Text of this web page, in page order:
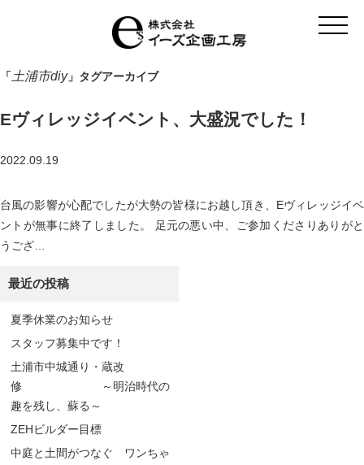
t
o
n
「 土浦市diy」タグアーカイブ
Eヴィレッジイベント、大盛況でした！
2022.09.19
台風の影響が心配でしたが大勢の皆様にお越し頂き、Eヴィレッジイベ
ントが無事に終了しました。 足元の悪い中、ご参加くださりありがと
うござ…
最近の投稿
夏季休業のお知らせ
スタッフ募集中です！
土浦市中城通り・蔵改
修 ～明治時代の
趣を残し、蘇る～
ZEHビルダー目標
中庭と土間がつなぐ ワンちゃ